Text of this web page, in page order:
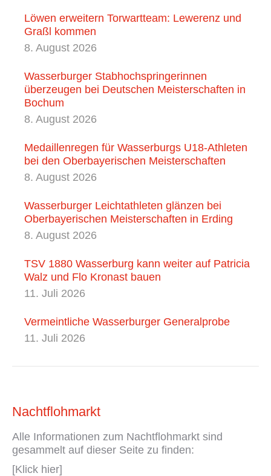
Löwen erweitern Torwartteam: Lewerenz und
Graßl kommen
8. August 2026
Wasserburger Stabhochspringerinnen
überzeugen bei Deutschen Meisterschaften in
Bochum
8. August 2026
Medaillenregen für Wasserburgs U18‑Athleten
bei den Oberbayerischen Meisterschaften
8. August 2026
Wasserburger Leichtathleten glänzen bei
Oberbayerischen Meisterschaften in Erding
8. August 2026
TSV 1880 Wasserburg kann weiter auf Patricia
Walz und Flo Kronast bauen
11. Juli 2026
Vermeintliche Wasserburger Generalprobe
11. Juli 2026
Nachtflohmarkt
Alle Informationen zum Nachtflohmarkt sind
gesammelt auf dieser Seite zu finden:
[Klick hier]